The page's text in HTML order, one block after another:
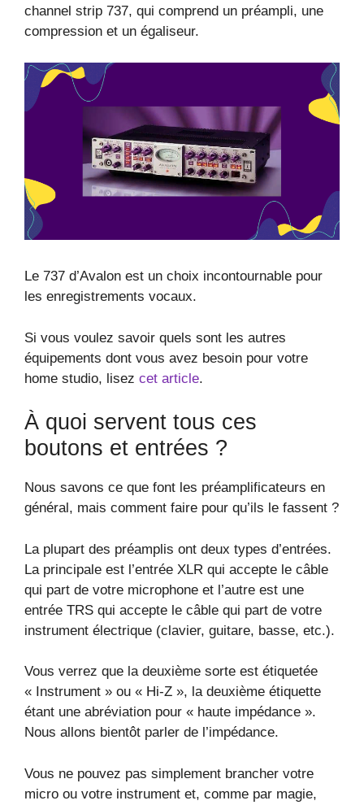
channel strip 737, qui comprend un préampli, une
compression et un égaliseur.
Le 737 d’Avalon est un choix incontournable pour
les enregistrements vocaux.
Si vous voulez savoir quels sont les autres
équipements dont vous avez besoin pour votre
home studio, lisez cet article.
À quoi servent tous ces
boutons et entrées ?
Nous savons ce que font les préamplificateurs en
général, mais comment faire pour qu’ils le fassent ?
La plupart des préamplis ont deux types d’entrées.
La principale est l’entrée XLR qui accepte le câble
qui part de votre microphone et l’autre est une
entrée TRS qui accepte le câble qui part de votre
instrument électrique (clavier, guitare, basse, etc.).
Vous verrez que la deuxième sorte est étiquetée
« Instrument » ou « Hi-Z », la deuxième étiquette
étant une abréviation pour « haute impédance ».
Nous allons bientôt parler de l’impédance.
Vous ne pouvez pas simplement brancher votre
micro ou votre instrument et, comme par magie,